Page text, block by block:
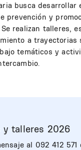
busca desarrollar
prevención y
realizan talleres,
a trayectorias
temáticos y
y talleres 2026
al 092 412 571